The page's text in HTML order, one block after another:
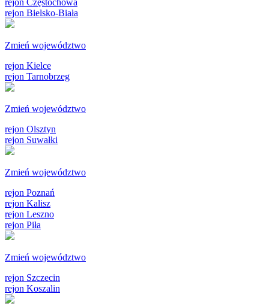
rejon Częstochowa
rejon Bielsko-Biała
Zmień województwo
rejon Kielce
rejon Tarnobrzeg
Zmień województwo
rejon Olsztyn
rejon Suwałki
Zmień województwo
rejon Poznań
rejon Kalisz
rejon Leszno
rejon Piła
Zmień województwo
rejon Szczecin
rejon Koszalin